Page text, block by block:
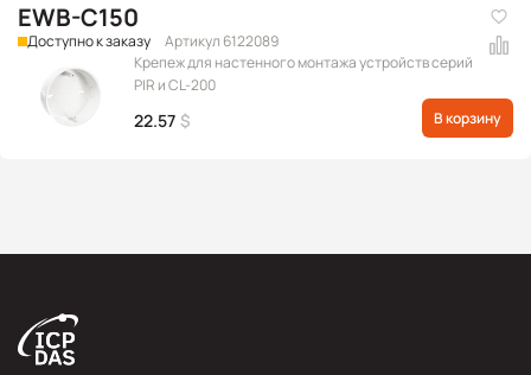
EWB-C150
Доступно к заказу
Артикул 6122089
Крепеж для настенного монтажа устройств серий
PIR и CL-200
22.57 $ В корзину